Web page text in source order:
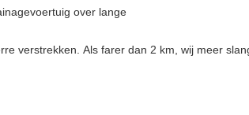
over lange
verstrekken. Als farer dan 2 km, wij meer